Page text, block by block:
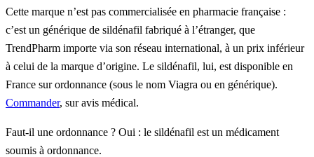
Cette marque n’est pas commercialisée en pharmacie française :
c’est un générique de sildénafil fabriqué à l’étranger, que
TrendPharm importe via son réseau international, à un prix inférieur
à celui de la marque d’origine. Le sildénafil, lui, est disponible en
France sur ordonnance (sous le nom Viagra ou en générique).
Commander, sur avis médical.
Faut-il une ordonnance ? Oui : le sildénafil est un médicament
soumis à ordonnance.